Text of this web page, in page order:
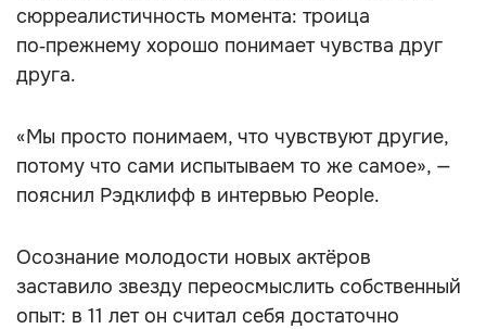
сюрреалистичность момента: троица
по‑прежнему хорошо понимает чувства друг
друга.
«Мы просто понимаем, что чувствуют другие,
потому что сами испытываем то же самое», —
пояснил Рэдклифф в интервью People.
Осознание молодости новых актёров
заставило звезду переосмыслить собственный
опыт: в 11 лет он считал себя достаточно